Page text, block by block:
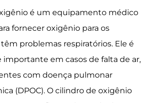
é um equipamento médico
fornecer oxigênio para os
problemas respiratórios. Ele é
em casos de falta de ar,
com doença pulmonar
(DPOC). O cilindro de oxigênio